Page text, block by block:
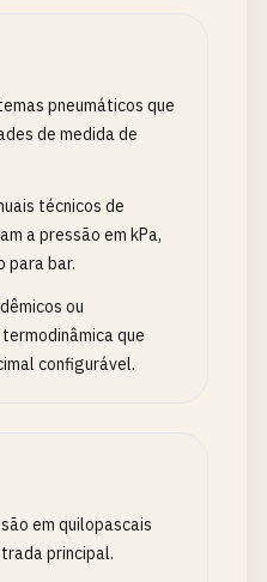
pneumáticos que
de medida de
técnicos de
a pressão em kPa,
para bar.
ou
que
configurável.
em quilopascais
principal.